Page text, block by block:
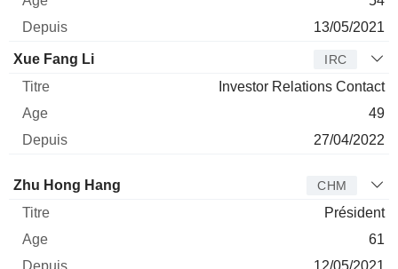
13/05/2021
Xue Fang Li IRC
Investor Relations Contact
49
27/04/2022
Administrateur Titre
Zhu Hong Hang CHM
Président
61
12/05/2021